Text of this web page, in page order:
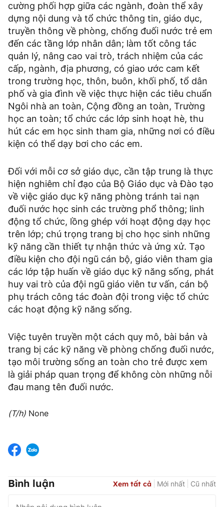
cường phối hợp giữa các ngành, đoàn thể xây
dựng nội dung và tổ chức thông tin, giáo dục,
truyền thông về phòng, chống đuối nước trẻ em
đến các tầng lớp nhân dân; làm tốt công tác
quản lý, nâng cao vai trò, trách nhiệm của các
cấp, ngành, địa phương, có giao ước cam kết
trong trường học, thôn, buôn, khối phố, tổ dân
phố và gia đình về việc thực hiện các tiêu chuẩn
Ngôi nhà an toàn, Cộng đồng an toàn, Trường
học an toàn; tổ chức các lớp sinh hoạt hè, thu
hút các em học sinh tham gia, những nơi có điều
kiện có thể dạy bơi cho các em.
Đối với mỗi cơ sở giáo dục, cần tập trung là thực
hiện nghiêm chỉ đạo của Bộ Giáo dục và Đào tạo
về việc giáo dục kỹ năng phòng tránh tai nạn
đuối nước học sinh các trường phổ thông; linh
động tổ chức, lồng ghép với hoạt động dạy học
trên lớp; chú trọng trang bị cho học sinh những
kỹ năng cần thiết tự nhận thức và ứng xử. Tạo
điều kiện cho đội ngũ cán bộ, giáo viên tham gia
các lớp tập huấn về giáo dục kỹ năng sống, phát
huy vai trò của đội ngũ giáo viên tư vấn, cán bộ
phụ trách công tác đoàn đội trong việc tổ chức
các hoạt động kỹ năng sống.
Việc tuyên truyền một cách quy mô, bài bản và
trang bị các kỹ năng về phòng chống đuối nước,
tạo môi trường sống an toàn cho trẻ được xem
là giải pháp quan trọng để không còn những nỗi
đau mang tên đuối nước.
(T/h) None
Bình luận Xem tất cả Mới nhất Cũ nhất